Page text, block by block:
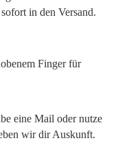
in den Versand.
eine Mail oder nutze
wir dir Auskunft.